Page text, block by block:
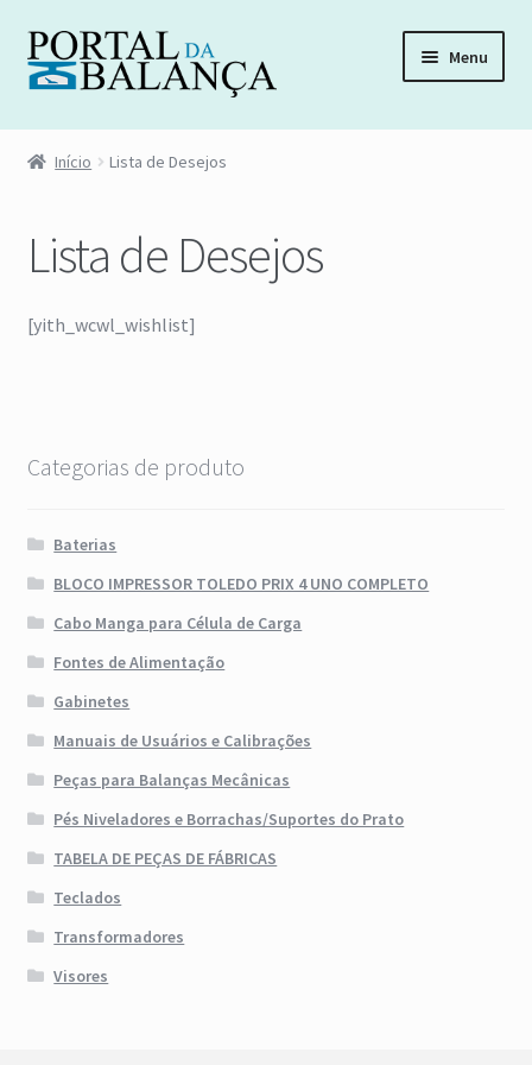
Pular
para
Pular
para
conteúdo
Menu
Início
Carrinho
Distribuidora de Peças
Login
Loja
Minha conta – Cadastro
Quem somos
Início Lista de Desejos
Lista de Desejos
[yith_wcwl_wishlist]
Categorias de produto
Baterias
BLOCO IMPRESSOR TOLEDO PRIX 4 UNO COMPLETO
Cabo Manga para Célula de Carga
Fontes de Alimentação
Gabinetes
Manuais de Usuários e Calibrações
Peças para Balanças Mecânicas
Pés Niveladores e Borrachas/Suportes do Prato
TABELA DE PEÇAS DE FÁBRICAS
Teclados
Transformadores
Visores